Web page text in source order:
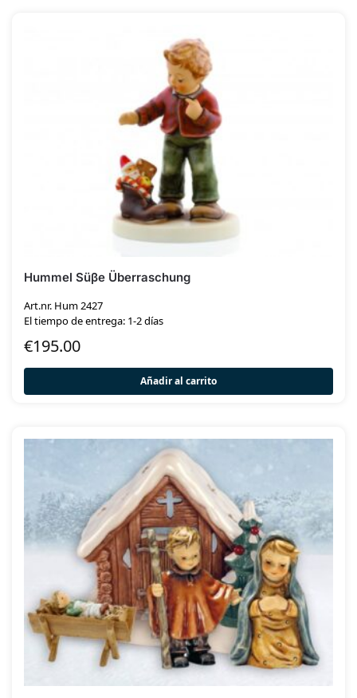
Hummel Süβe Überraschung
Art.nr. Hum 2427
El tiempo de entrega: 1-2 días
€195.00
Añadir al carrito